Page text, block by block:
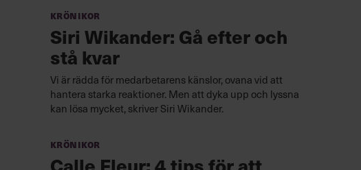
Krönikor
Siri Wikander: Gå efter och
stå kvar
Vi är rädda för medarbetarens känslor, ovana vid att
hantera starka reaktioner. Men att dyka upp och lyssna
kan lösa mycket, skriver Siri Wikander.
Krönikor